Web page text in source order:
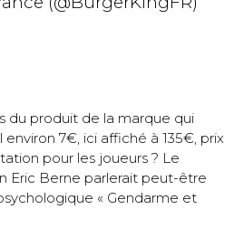
du produit de la marque qui
7€, ici affiché à 135€, prix
pour les joueurs ? Le
Eric Berne parlerait peut-être
« Gendarme et